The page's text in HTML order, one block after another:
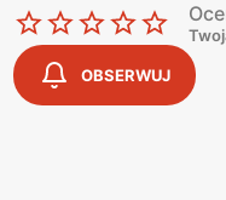
OBSERWUJ